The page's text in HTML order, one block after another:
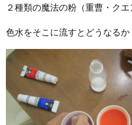
２種類の魔法の粉（重曹・クエ
色水をそこに流すとどうなるか